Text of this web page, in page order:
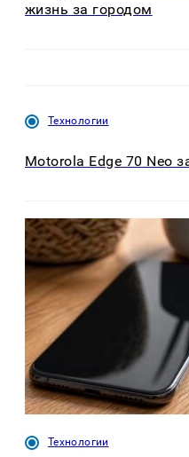
жизнь за городом
Технологии
Motorola Edge 70 Neo
Технологии